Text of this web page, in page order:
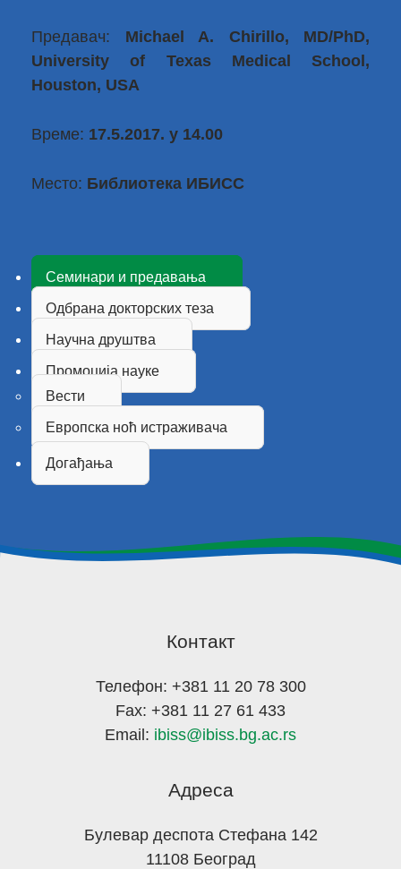
Предавач: Michael A. Chirillo, MD/PhD,
University of Texas Medical School,
Houston, USA
Време: 17.5.2017. у 14.00
Место: Библиотека ИБИСС
Семинари и предавања
Одбрана докторских теза
Научна друштва
Промоција науке
Вести
Европска ноћ истраживача
Догађања
Контакт
Телефон: +381 11 20 78 300
Fax: +381 11 27 61 433
Email: ibiss@ibiss.bg.ac.rs
Адреса
Булевар деспота Стефана 142
11108 Београд